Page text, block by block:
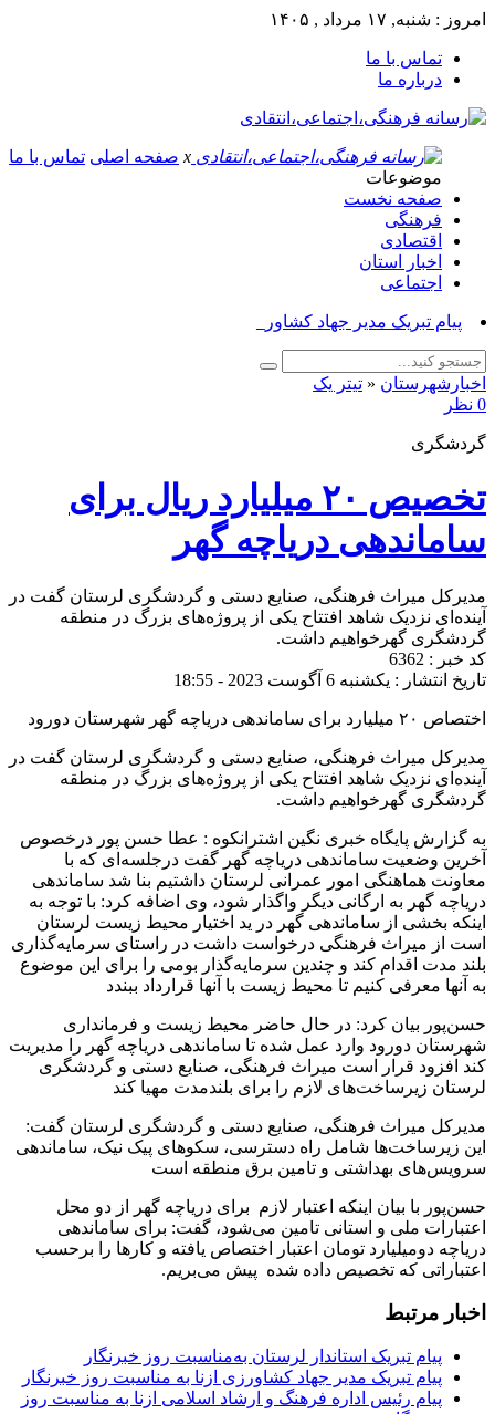
امروز : شنبه, ۱۷ مرداد , ۱۴۰۵
تماس با ما
درباره ما
x صفحه اصلی تماس با ما
موضوعات
صفحه نخست
فرهنگی
اقتصادی
اخبار استان
اجتماعی
پیام تبریک مدیر جهاد کشاورزی ازنا_
اخبارشهرستان « تیتر یک
0 نظر
گردشگری
تخصیص ۲۰ میلیارد ریال برای
ساماندهی دریاچه گهر
مدیرکل میراث فرهنگی، صنایع دستی و گردشگری لرستان گفت در
آینده‌ای نزدیک شاهد افتتاح یکی از پروژه‌های بزرگ در منطقه
گردشگری گهرخواهیم داشت.
کد خبر : 6362
تاریخ انتشار : یکشنبه 6 آگوست 2023 - 18:55
اختصاص ۲۰ میلیارد برای ساماندهی دریاچه گهر شهرستان دورود
مدیرکل میراث فرهنگی، صنایع دستی و گردشگری لرستان گفت در
آینده‌ای نزدیک شاهد افتتاح یکی از پروژه‌های بزرگ در منطقه
گردشگری گهرخواهیم داشت.
به گزارش پایگاه خبری نگین اشترانکوه : عطا حسن‌ پور درخصوص
آخرین وضعیت ساماندهی دریاچه گهر گفت درجلسه‌ای که با
معاونت هماهنگی امور عمرانی لرستان داشتیم بنا شد ساماندهی
دریاچه گهر به ارگانی دیگر واگذار شود، وی اضافه کرد: با توجه به
اینکه بخشی از ساماندهی گهر در ید اختیار محیط زیست لرستان
است از میراث فرهنگی درخواست داشت در راستای سرمایه‌گذاری
بلند مدت اقدام کند و چندین سرمایه‌گذار بومی را برای این موضوع
به آنها معرفی کنیم تا محیط زیست با آنها قرارداد ببندد
حسن‌پور بیان کرد: در حال حاضر محیط زیست و فرمانداری
شهرستان دورود وارد عمل شده تا ساماندهی دریاچه گهر را مدیریت
کند افزود قرار است میراث فرهنگی، صنایع دستی و گردشگری
لرستان زیرساخت‌های لازم را برای بلندمدت مهیا کند
مدیرکل میراث فرهنگی، صنایع دستی و گردشگری لرستان گفت:
این زیرساخت‌ها شامل راه دسترسی، سکوهای پیک‌ نیک، ساماندهی
سرویس‌های بهداشتی و تامین برق منطقه است
حسن‌پور با بیان اینکه اعتبار لازم برای دریاچه گهر از دو محل
اعتبارات ملی و استانی تامین می‌شود، گفت: برای ساماندهی
دریاچه دومیلیارد تومان اعتبار اختصاص یافته و کارها را برحسب
اعتباراتی که تخصیص داده شده پیش می‌بریم.
اخبار مرتبط
پیام تبریک استاندار لرستان به‌مناسبت روز خبرنگار
پیام تبریک مدیر جهاد کشاورزی ازنا به مناسبت روز خبرنگار
پیام رئیس اداره فرهنگ و ارشاد اسلامی ازنا به مناسبت روز